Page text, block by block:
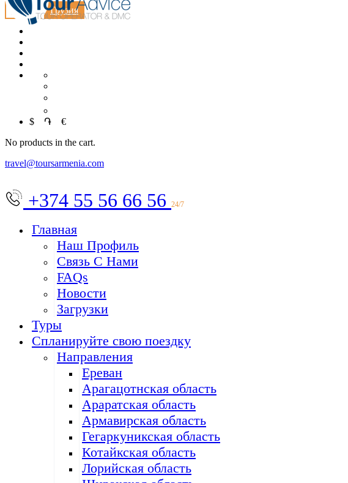
MICE Грузия
$
֏
€
No products in the cart.
travel@toursarmenia.com
+374 55 56 66 56 24/7
Главная
Наш Профиль
Связь С Нами
FAQs
Новости
Загрузки
Туры
Спланируйте свою поездку
Направления
Ереван
Арагацотнская область
Араратская область
Армавирская область
Гегаркуникская область
Котайкская область
Лорийская область